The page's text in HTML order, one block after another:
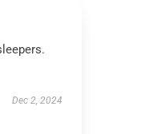
Dec 2, 2024